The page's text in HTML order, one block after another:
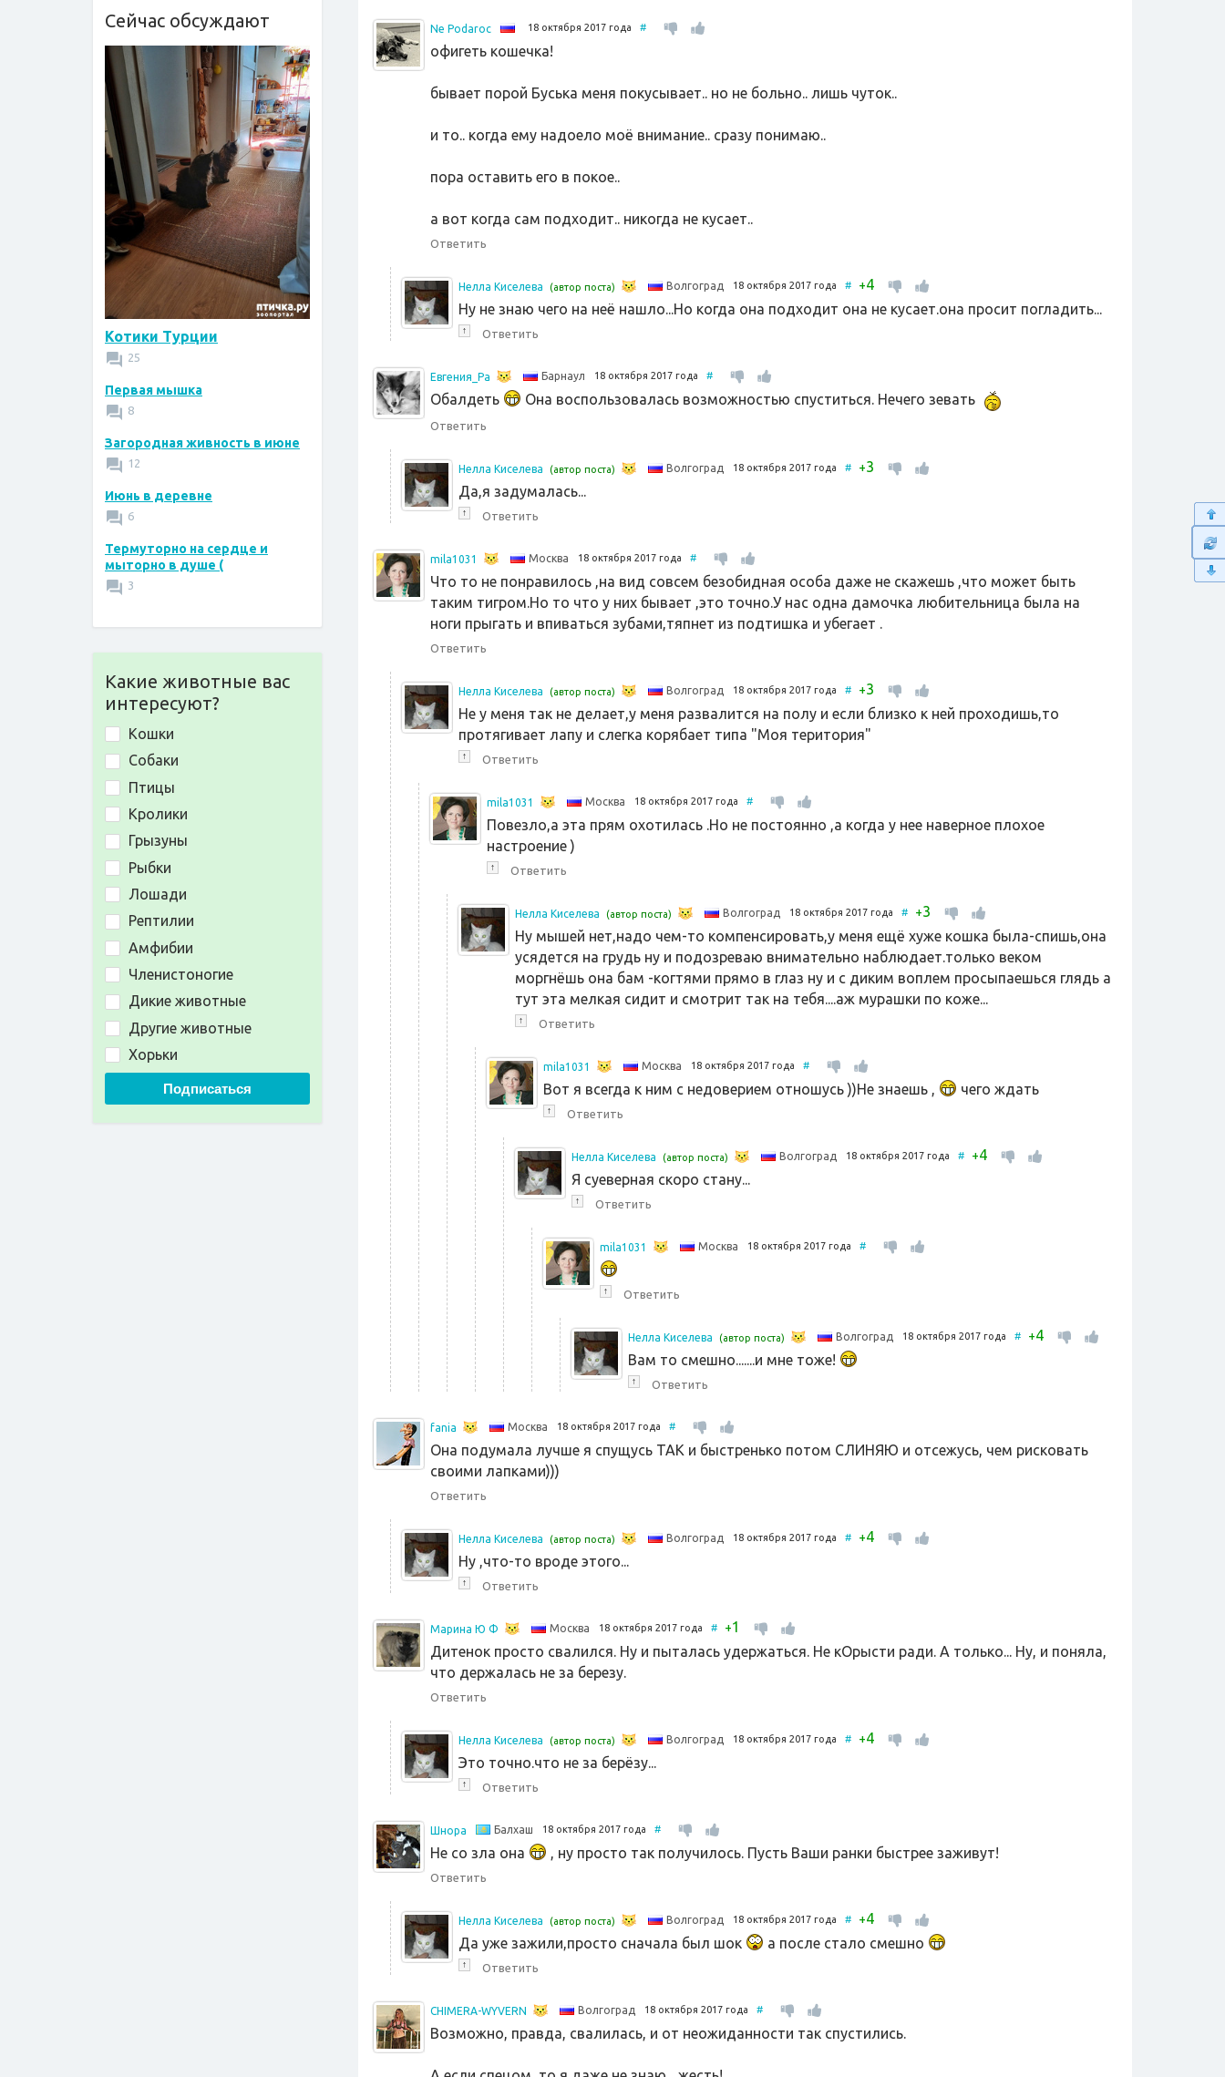
Сейчас обсуждают
Котики Турции
25
Первая мышка
8
Загородная живность в июне
12
Июнь в деревне
6
Термуторно на сердце и
мыторно в душе (
3
Какие животные вас
интересуют?
Кошки
Собаки
Птицы
Кролики
Грызуны
Рыбки
Лошади
Рептилии
Амфибии
Членистоногие
Дикие животные
Другие животные
Хорьки
Подписаться
Ne Podaroc 18 октября 2017 года #
офигеть кошечка!
бывает порой Буська меня покусывает.. но не больно.. лишь чуток..
и то.. когда ему надоело моё внимание.. сразу понимаю..
пора оставить его в покое..
а вот когда сам подходит.. никогда не кусает..
Ответить
Нелла Киселева (автор поста) Волгоград 18 октября 2017 года # +4
Ну не знаю чего на неё нашло...Но когда она подходит она не кусает.она просит погладить...
↑ Ответить
Евгения_Ра Барнаул 18 октября 2017 года #
Обалдеть Она воспользовалась возможностью спуститься. Нечего зевать
Ответить
Нелла Киселева (автор поста) Волгоград 18 октября 2017 года # +3
Да,я задумалась...
↑ Ответить
mila1031 Москва 18 октября 2017 года #
Что то не понравилось ,на вид совсем безобидная особа даже не скажешь ,что может быть
таким тигром.Но то что у них бывает ,это точно.У нас одна дамочка любительница была на
ноги прыгать и впиваться зубами,тяпнет из подтишка и убегает .
Ответить
Нелла Киселева (автор поста) Волгоград 18 октября 2017 года # +3
Не у меня так не делает,у меня развалится на полу и если близко к ней проходишь,то
протягивает лапу и слегка корябает типа "Моя територия"
↑ Ответить
mila1031 Москва 18 октября 2017 года #
Повезло,а эта прям охотилась .Но не постоянно ,а когда у нее наверное плохое
настроение )
↑ Ответить
Нелла Киселева (автор поста) Волгоград 18 октября 2017 года # +3
Ну мышей нет,надо чем-то компенсировать,у меня ещё хуже кошка была-спишь,она
усядется на грудь ну и подозреваю внимательно наблюдает.только веком
моргнёшь она бам -когтями прямо в глаз ну и с диким воплем просыпаешься глядь а
тут эта мелкая сидит и смотрит так на тебя....аж мурашки по коже...
↑ Ответить
mila1031 Москва 18 октября 2017 года #
Вот я всегда к ним с недоверием отношусь ))Не знаешь , чего ждать
↑ Ответить
Нелла Киселева (автор поста) Волгоград 18 октября 2017 года # +4
Я суеверная скоро стану...
↑ Ответить
mila1031 Москва 18 октября 2017 года #
↑ Ответить
Нелла Киселева (автор поста) Волгоград 18 октября 2017 года # +4
Вам то смешно.......и мне тоже!
↑ Ответить
fania Москва 18 октября 2017 года #
Она подумала лучше я спущусь ТАК и быстренько потом СЛИНЯЮ и отсежусь, чем рисковать
своими лапками)))
Ответить
Нелла Киселева (автор поста) Волгоград 18 октября 2017 года # +4
Ну ,что-то вроде этого...
↑ Ответить
Марина Ю Ф Москва 18 октября 2017 года # +1
Дитенок просто свалился. Ну и пыталась удержаться. Не кОрысти ради. А только... Ну, и поняла,
что держалась не за березу.
Ответить
Нелла Киселева (автор поста) Волгоград 18 октября 2017 года # +4
Это точно.что не за берёзу...
↑ Ответить
Шнора Балхаш 18 октября 2017 года #
Не со зла она , ну просто так получилось. Пусть Ваши ранки быстрее заживут!
Ответить
Нелла Киселева (автор поста) Волгоград 18 октября 2017 года # +4
Да уже зажили,просто сначала был шок
а после стало смешно
↑ Ответить
CHIMERA-WYVERN Волгоград 18 октября 2017 года #
Возможно, правда, свалилась, и от неожиданности так спустились.